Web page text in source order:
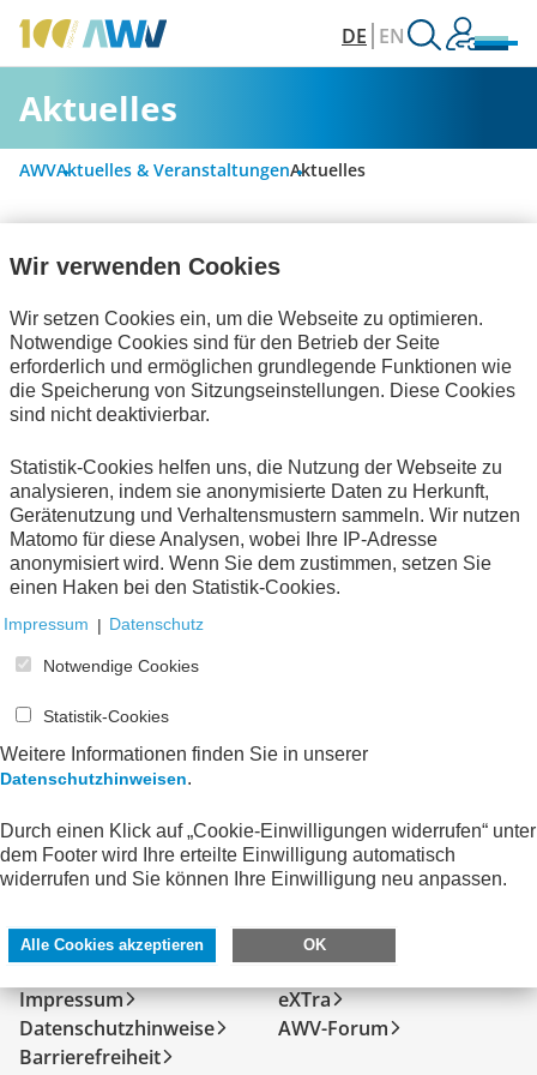
DE EN
Aktuelles
AWVAktuelles & VeranstaltungenAktuelles
Alle Kategorien
Digitalisierung & Modernisierung
Personalwirtschaft
Rechnungslegung & Steuern
Informationswirtschaft
Bescheinigungen
Technische Standards
zum Verein
Keine Nachrichten verfügbar.
Kontakt
Impressum
Datenschutzhinweise
Barrierefreiheit
FeRD
eXTra
AWV-Forum
Wir verwenden Cookies
Wir setzen Cookies ein, um die Webseite zu optimieren.
Notwendige Cookies sind für den Betrieb der Seite
erforderlich und ermöglichen grundlegende Funktionen wie
die Speicherung von Sitzungseinstellungen. Diese Cookies
sind nicht deaktivierbar.
Statistik-Cookies helfen uns, die Nutzung der Webseite zu
analysieren, indem sie anonymisierte Daten zu Herkunft,
Gerätenutzung und Verhaltensmustern sammeln. Wir nutzen
Matomo für diese Analysen, wobei Ihre IP-Adresse
anonymisiert wird. Wenn Sie dem zustimmen, setzen Sie
einen Haken bei den Statistik-Cookies.
Impressum | Datenschutz
Notwendige Cookies
Statistik-Cookies
Weitere Informationen finden Sie in unserer
Datenschutzhinweisen.
Durch einen Klick auf „Cookie-Einwilligungen widerrufen“ unter
dem Footer wird Ihre erteilte Einwilligung automatisch
widerrufen und Sie können Ihre Einwilligung neu anpassen.
Alle Cookies akzeptieren OK